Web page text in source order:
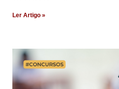
Ler Artigo »